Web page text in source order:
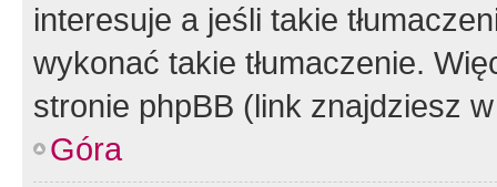
interesuje a jeśli takie
wykonać takie tłumaczenie.
stronie phpBB (link znajdziesz
Góra